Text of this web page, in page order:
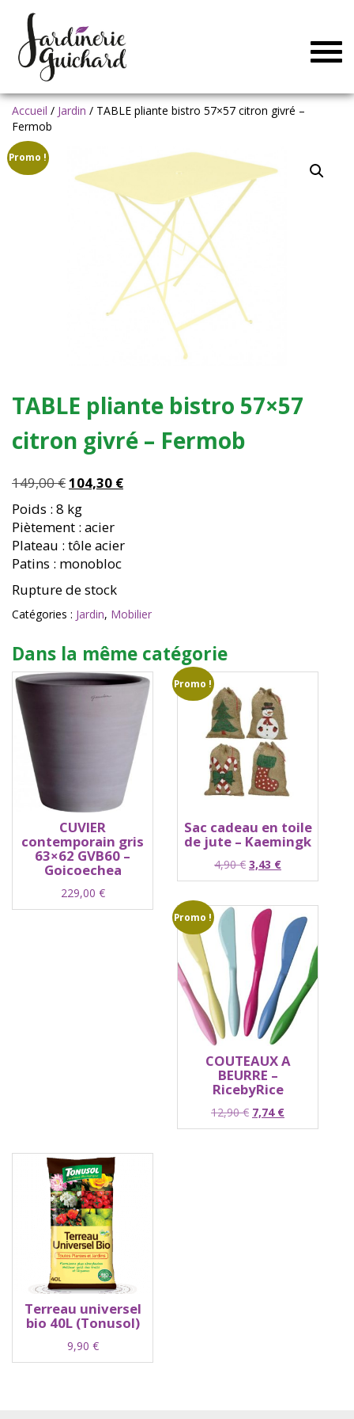
Accueil / Jardin / TABLE pliante bistro 57×57 citron givré –
Fermob
Promo !
TABLE pliante bistro 57×57
citron givré – Fermob
149,00€Le
prix
initial
était :
149,00 €.
104,30 €Le
Poids : 8 kg
Piètement : acier
Plateau : tôle acier
Patins : monobloc
Rupture de stock
Catégories : Jardin, Mobilier
Dans la même catégorie
CUVIER
contemporain gris
63×62 GVB60 –
Goicoechea
229,00 €
Promo !
Sac cadeau en toile
de jute – Kaemingk
4,90€ Le
prix
était :
4,90 €.
3,43 €Le
prix
3,43 €.
Promo !
COUTEAUX A
BEURRE –
RicebyRice
12,90€ Le
prix
7,74 €Le
prix
Terreau universel
bio 40L (Tonusol)
9,90 €